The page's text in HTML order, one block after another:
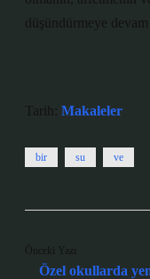
düşündürmeye devam
Tarih: Makaleler
bir su ve
Önceki Yazı
Özel okullarda